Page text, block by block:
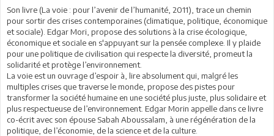
Son livre (La voie : pour l’avenir de l’humanité, 2011), trace un chemin
pour sortir des crises contemporaines (climatique, politique, économique
et sociale). Edgar Mori, propose des solutions à la crise écologique,
économique et sociale en s'appuyant sur la pensée complexe. Il y plaide
pour une politique de civilisation qui respecte la diversité, promeut la
solidarité et protège l’environnement.
La voie est un ouvrage d’espoir à, lire absolument qui, malgré les
multiples crises que traverse le monde, propose des pistes pour
transformer la société humaine en une société plus juste, plus solidaire et
plus respectueuse de l’environnement. Edgar Morin appelle dans ce livre
co-écrit avec son épouse Sabah Aboussalam, à une régénération de la
politique, de l’économie, de la science et de la culture.